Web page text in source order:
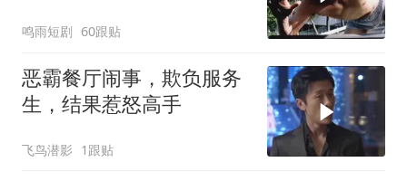
鸣雨短剧 60跟贴
恶霸餐厅闹事，欺负服务
生，结果惹怒高手
飞鸟潜影 1跟贴